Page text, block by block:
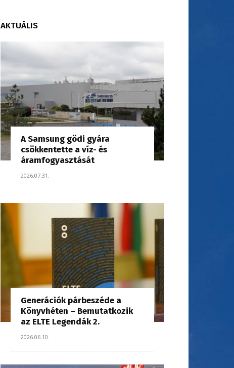
AKTUÁLIS
A Samsung gödi gyára
csökkentette a víz- és
áramfogyasztását
2026.07.31.
Generációk párbeszéde a
Könyvhéten – Bemutatkozik
az ELTE Legendák 2.
2026.06.10.